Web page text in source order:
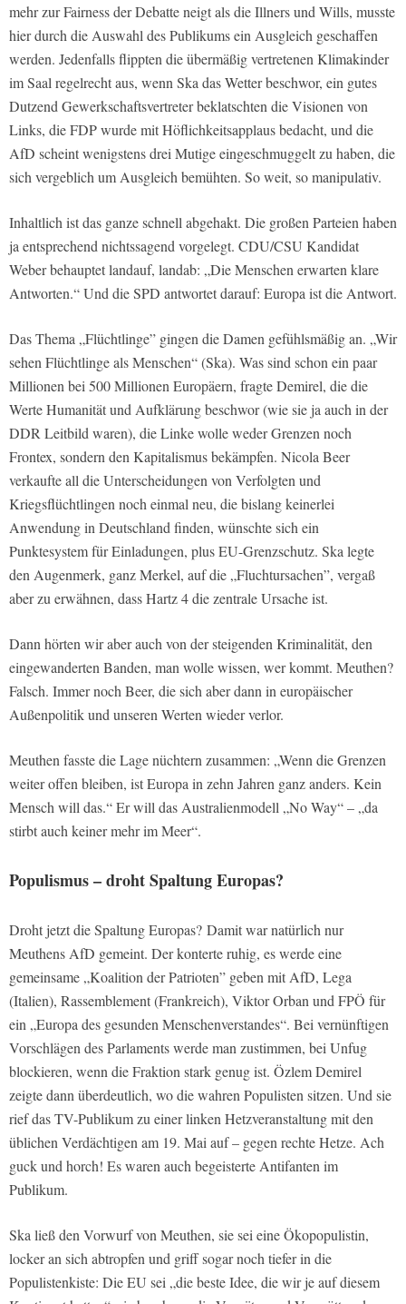
mehr zur Fairness der Debatte neigt als die Illners und Wills, musste
hier durch die Auswahl des Publikums ein Ausgleich geschaffen
werden. Jedenfalls flippten die übermäßig vertretenen Klimakinder
im Saal regelrecht aus, wenn Ska das Wetter beschwor, ein gutes
Dutzend Gewerkschaftsvertreter beklatschten die Visionen von
Links, die FDP wurde mit Höflichkeitsapplaus bedacht, und die
AfD scheint wenigstens drei Mutige eingeschmuggelt zu haben, die
sich vergeblich um Ausgleich bemühten. So weit, so manipulativ.
Inhaltlich ist das ganze schnell abgehakt. Die großen Parteien haben
ja entsprechend nichtssagend vorgelegt. CDU/CSU Kandidat
Weber behauptet landauf, landab: „Die Menschen erwarten klare
Antworten.“ Und die SPD antwortet darauf: Europa ist die Antwort.
Das Thema „Flüchtlinge” gingen die Damen gefühlsmäßig an. „Wir
sehen Flüchtlinge als Menschen“ (Ska). Was sind schon ein paar
Millionen bei 500 Millionen Europäern, fragte Demirel, die die
Werte Humanität und Aufklärung beschwor (wie sie ja auch in der
DDR Leitbild waren), die Linke wolle weder Grenzen noch
Frontex, sondern den Kapitalismus bekämpfen. Nicola Beer
verkaufte all die Unterscheidungen von Verfolgten und
Kriegsflüchtlingen noch einmal neu, die bislang keinerlei
Anwendung in Deutschland finden, wünschte sich ein
Punktesystem für Einladungen, plus EU-Grenzschutz. Ska legte
den Augenmerk, ganz Merkel, auf die „Fluchtursachen”, vergaß
aber zu erwähnen, dass Hartz 4 die zentrale Ursache ist.
Dann hörten wir aber auch von der steigenden Kriminalität, den
eingewanderten Banden, man wolle wissen, wer kommt. Meuthen?
Falsch. Immer noch Beer, die sich aber dann in europäischer
Außenpolitik und unseren Werten wieder verlor.
Meuthen fasste die Lage nüchtern zusammen: „Wenn die Grenzen
weiter offen bleiben, ist Europa in zehn Jahren ganz anders. Kein
Mensch will das.“ Er will das Australienmodell „No Way“ – „da
stirbt auch keiner mehr im Meer“.
Populismus – droht Spaltung Europas?
Droht jetzt die Spaltung Europas? Damit war natürlich nur
Meuthens AfD gemeint. Der konterte ruhig, es werde eine
gemeinsame „Koalition der Patrioten” geben mit AfD, Lega
(Italien), Rassemblement (Frankreich), Viktor Orban und FPÖ für
ein „Europa des gesunden Menschenverstandes“. Bei vernünftigen
Vorschlägen des Parlaments werde man zustimmen, bei Unfug
blockieren, wenn die Fraktion stark genug ist. Özlem Demirel
zeigte dann überdeutlich, wo die wahren Populisten sitzen. Und sie
rief das TV-Publikum zu einer linken Hetzveranstaltung mit den
üblichen Verdächtigen am 19. Mai auf – gegen rechte Hetze. Ach
guck und horch! Es waren auch begeisterte Antifanten im
Publikum.
Ska ließ den Vorwurf von Meuthen, sie sei eine Ökopopulistin,
locker an sich abtropfen und griff sogar noch tiefer in die
Populistenkiste: Die EU sei „die beste Idee, die wir je auf diesem